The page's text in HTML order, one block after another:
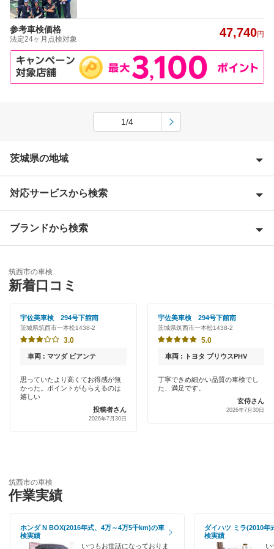
参考車検価格
法定24ヶ月点検対象 47,740円
1/4
茨城県の地域
石岡市
稲敷郡
稲敷市
牛久市
小美玉市
笠間市
かすみがうら市
久慈郡
桜川市
対応サービスから検索
Award 受賞店
特典あり
クレジットカードOK
土日祝OK
代車あり
EV車OK
120分以内の車検
1日車検
ブランドから検索
出光リテール車検
伊藤忠エネクス
コスモの車検
車検のコバック
出光興産「らくらく安心車検」
筑西市の車検
新着口コミ
宇佐美車検 294号下館南
茨城県筑西市一本松1438-2
3.0
車両 : マツダ ビアンテ
思っていたより高くてお得感が無
かった。ポイントがもらえるのは
嬉しい
投稿者さん
2026年7月30日
宇佐美車検 294号下館南
茨城県筑西市一本松1438-2
5.0
車両 : トヨタ プリウスPHV
丁寧できめ細かい品質の車検でし
た、満足です。
玄侍さん
2026年7月30日
筑西市の車検
作業実績
ホンダ N BOX(2016年式、4万～4万5千km)の車
検実績
いつもお世話になっておりま
ダイハツ ミラ(2010年
検実績
い